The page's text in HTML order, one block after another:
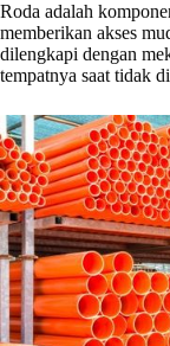
Roda adalah
memberikan akses
dilengkapi dengan
tempatnya saat tidak